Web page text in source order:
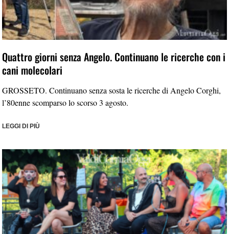
Quattro giorni senza Angelo. Continuano le ricerche con i
cani molecolari
GROSSETO. Continuano senza sosta le ricerche di Angelo Corghi,
l’80enne scomparso lo scorso 3 agosto.
LEGGI DI PIÙ